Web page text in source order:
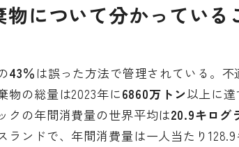
について分かっている
43％は誤った方法で管理されている。
物の総量は2023年に6860万トン以上に達
クの年間消費量の世界平均は20.9キログ
ランドで、年間消費量は一人当たり